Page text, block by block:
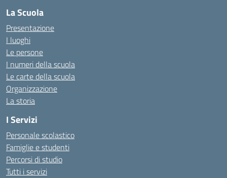
La Scuola
Presentazione
I luoghi
Le persone
I numeri della scuola
Le carte della scuola
Organizzazione
La storia
I Servizi
Personale scolastico
Famiglie e studenti
Percorsi di studio
Tutti i servizi